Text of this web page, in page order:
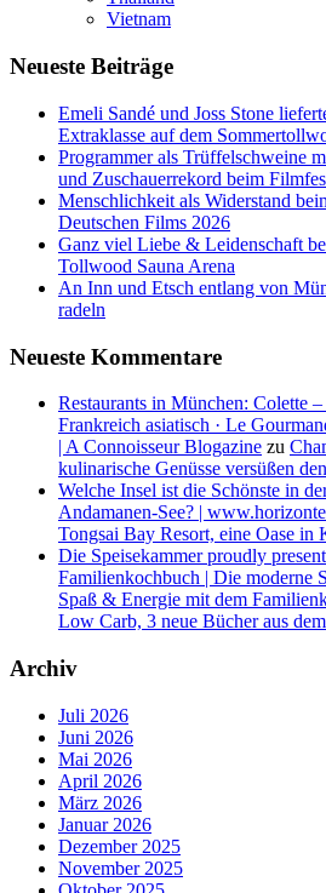
Vietnam
Neueste Beiträge
Emeli Sandé und Joss Stone
Extraklasse auf dem
Programmer als Trüffelschweine
und Zuschauerrekord beim
Menschlichkeit als Widerstand
Deutschen Films 2026
Ganz viel Liebe & Leidenschaft
Tollwood Sauna Arena
An Inn und Etsch entlang von
radeln
Neueste Kommentare
Restaurants in München: Colette
Frankreich asiatisch · Le
| A Connoisseur Blogazine zu
kulinarische Genüsse versüßen
Welche Insel ist die Schönste in
Andamanen-See? |
Tongsai Bay Resort, eine Oase in
Die Speisekammer proudly
Familienkochbuch | Die moderne
Spaß & Energie mit dem
Low Carb, 3 neue Bücher aus
Archiv
Juli 2026
Juni 2026
Mai 2026
April 2026
März 2026
Januar 2026
Dezember 2025
November 2025